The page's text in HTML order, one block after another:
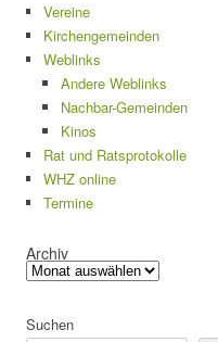
Vereine
Kirchengemeinden
Weblinks
Andere Weblinks
Nachbar-Gemeinden
Kinos
Rat und Ratsprotokolle
WHZ online
Termine
Archiv
Suchen